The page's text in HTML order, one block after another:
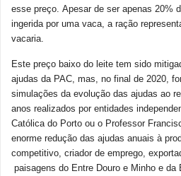
esse preço. Apesar de ser apenas 20%
ingerida por uma vaca, a ração
vacaria.
Este preço baixo do leite tem sido
ajudas da PAC, mas, no final de 2020,
simulações da evolução das ajudas ao
anos realizados por entidades
Católica do Porto ou o Professor
enorme redução das ajudas anuais à
competitivo, criador de emprego,
paisagens do Entre Douro e Minho e da